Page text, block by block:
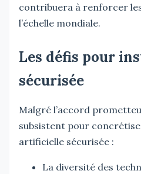
contribuera à renforcer
l’échelle mondiale.
Les défis pour
sécurisée
Malgré l’accord
subsistent pour
artificielle sécurisée :
La diversité des